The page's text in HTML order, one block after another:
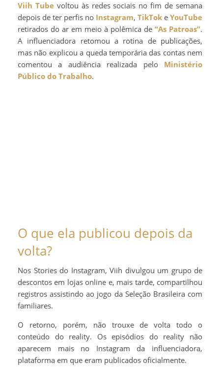
Viih Tubevoltou às redes sociais no fim de semana
depois de ter perfis no Instagram, TikTok e YouTube
retirados do ar em meio à polêmica de “As Patroas”.
A influenciadora retomou a rotina de publicações,
mas não explicou a queda temporária das contas nem
comentou a audiência realizada pelo Ministério
Público do Trabalho.
O que ela publicou depois da
volta?
Nos Stories do Instagram, Viih divulgou um grupo de
descontos em lojas online e, mais tarde, compartilhou
registros assistindo ao jogo da Seleção Brasileira com
familiares.
O retorno, porém, não trouxe de volta todo o
conteúdo do reality. Os episódios do reality não
aparecem mais no Instagram da influenciadora,
plataforma em que eram publicados oficialmente.